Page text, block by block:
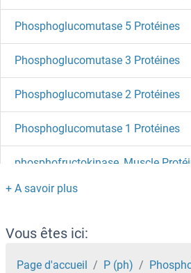
Phosphoglucomutase 5 Protéines
Phosphoglucomutase 3 Protéines
Phosphoglucomutase 2 Protéines
Phosphoglucomutase 1 Protéines
phosphofructokinase, Muscle
PHOSPHO2 Protéines
PHOSPHO1 Protéines
Vous êtes ici:
Page d'accueil P (ph)